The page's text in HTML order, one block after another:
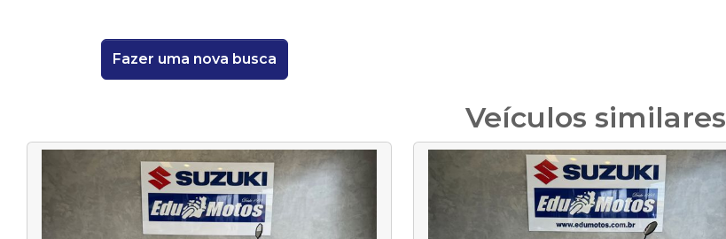
Fazer uma nova busca
Veículos similares